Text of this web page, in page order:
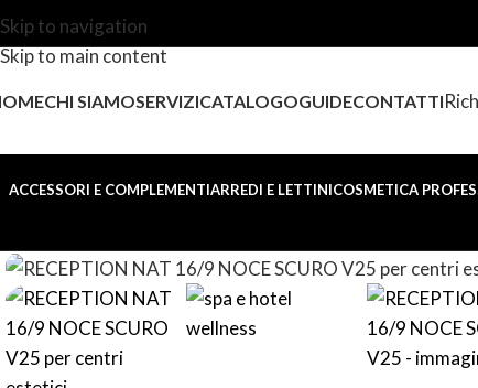
Skip to navigation
Skip to main content
CHI SIAMOSERVIZICATALOGOGUIDECONTATTI
ACCESSORI E COMPLEMENTIARREDI E LETTINICOSMETICA